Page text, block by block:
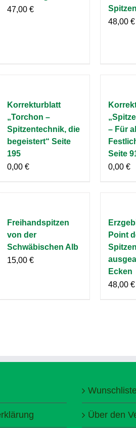
47,00 €
Spitzen
48,00 €
Korrekturblatt
„Torchon –
Spitzentechnik, die
begeistert“ Seite
195
0,00 €
– Für
Seite
0,00 €
Freihandspitzen
von der
Schwäbischen Alb
15,00 €
Point
Ecken
48,00 €
Wunschliste
Über den